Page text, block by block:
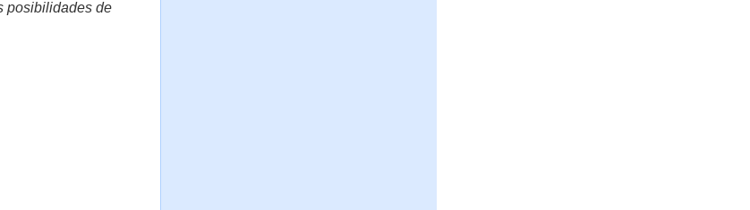
posibilidades de